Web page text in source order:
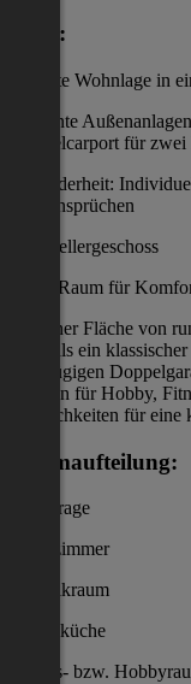
Lage:
Erhöhte Wohnlage in
Geplante
Doppelcarport für
Besonderheit:
und Ansprüchen
Das Kellergeschoss
Raum für
Mit einer Fläche von
mehr als ein
großzügigen
Flächen für Hobby,
Möglichkeiten für
Raumaufteilung:
Tiefgarage
Gästezimmer
Technikraum
Waschküche
Fitness- bzw.